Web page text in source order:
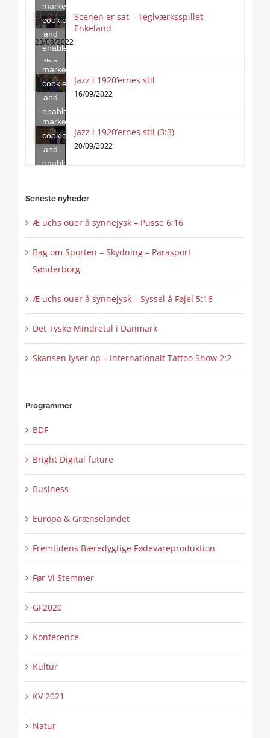
marketing
cookies
and
enable
this
content
Scenen er sat – Teglværksspillet
Enkeland
23/08/2022
Click
to
marketing
cookies
and
enable
this
content
Jazz i 1920’ernes stil
16/09/2022
Click
to
accept
marketing
cookies
and
enable
Jazz i 1920’ernes stil (3:3)
20/09/2022
Seneste nyheder
Æ uchs ouer å synnejysk – Pusse 6:16
Bag om Sporten – Skydning – Parasport
Sønderborg
Æ uchs ouer å synnejysk – Syssel å Føjel 5:16
Det Tyske Mindretal i Danmark
Skansen lyser op – Internationalt Tattoo Show 2:2
Programmer
BDF
Bright Digital future
Business
Europa & Grænselandet
Fremtidens Bæredygtige Fødevareproduktion
Før Vi Stemmer
GF2020
Konference
Kultur
KV 2021
Natur